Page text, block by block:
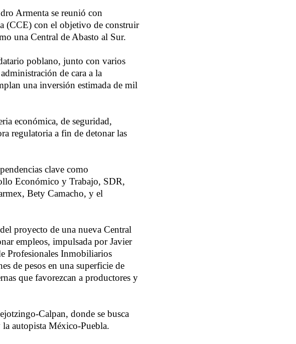
Armenta se reunió con
(CCE) con el objetivo de construir
una Central de Abasto al Sur.
poblano, junto con varios
de cara a la
una inversión estimada de mil
económica, de seguridad,
regulatoria a fin de detonar las
clave como
Económico y Trabajo, SDR,
Bety Camacho, y el
proyecto de una nueva Central
empleos, impulsada por Javier
Profesionales Inmobiliarios
de pesos en una superficie de
que favorezcan a productores y
Calpan, donde se busca
autopista México-Puebla.